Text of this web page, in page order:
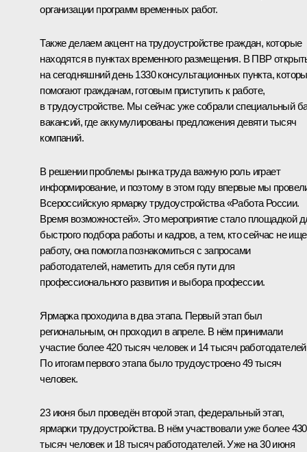
организации программ временных работ.
Также делаем акцент на трудоустройстве граждан, которые
находятся в пунктах временного размещения. В ПВР
на сегодняшний день 1330 консультационных пункта,
помогают гражданам, готовым приступить к работе,
в трудоустройстве. Мы сейчас уже собрали специальный
вакансий, где аккумулированы предложения девяти тысяч
компаний.
В решении проблемы рынка труда важную роль играет
информирование, и поэтому в этом году впервые мы
Всероссийскую ярмарку трудоустройства «Работа России.
Время возможностей». Это мероприятие стало площадкой
быстрого подбора работы и кадров, а тем, кто сейчас не
работу, она помогла познакомиться с запросами
работодателей, наметить для себя пути для
профессионального развития и выбора профессии.
Ярмарка проходила в два этапа. Первый этап был
региональным, он проходил в апреле. В нём принимали
участие более 420 тысяч человек и 14 тысяч
По итогам первого этапа было трудоустроено 49 тысяч
человек.
23 июня был проведён второй этап, федеральный этап,
ярмарки трудоустройства. В нём участвовали уже более 430
тысяч человек и 18 тысяч работодателей. Уже на 30 июня